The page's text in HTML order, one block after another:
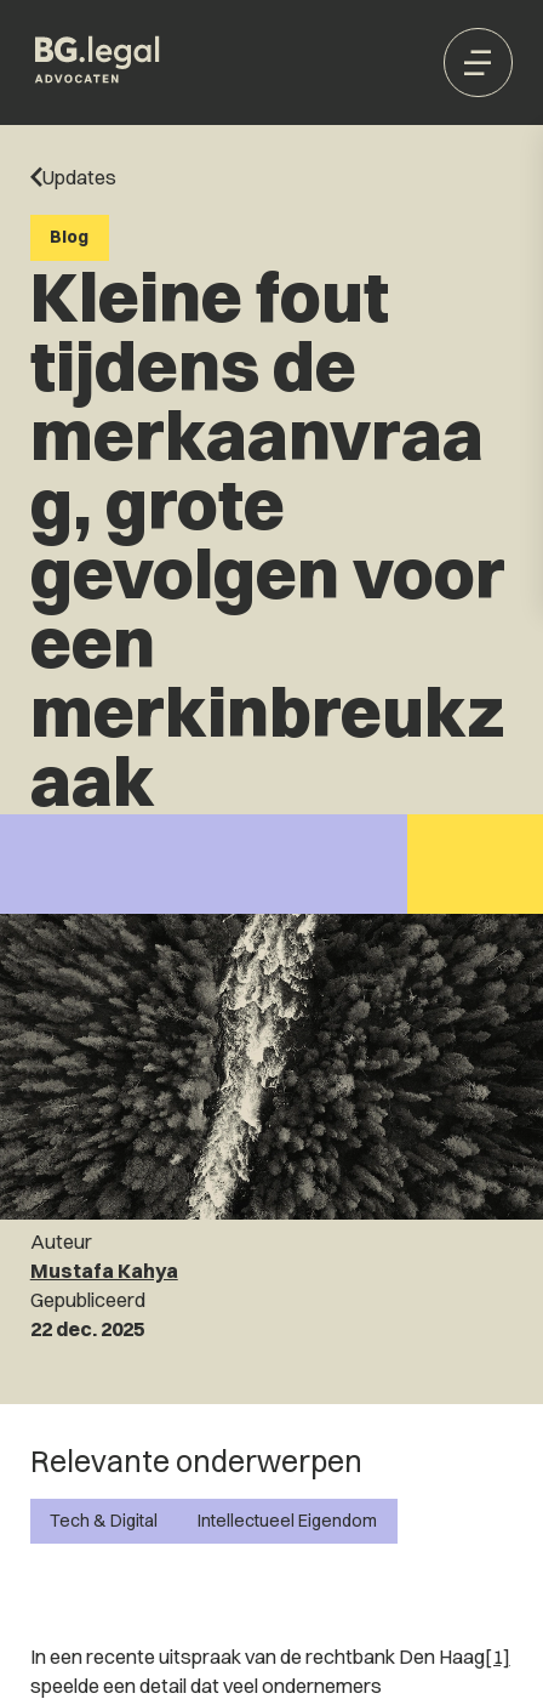
Updates
Blog
Kleine fout
tijdens de
merkaanvraa
g, grote
gevolgen voor
een
merkinbreukz
aak
Auteur
Mustafa Kahya
Gepubliceerd
22 dec. 2025
Relevante onderwerpen
Tech & Digital Intellectueel Eigendom
In een recente uitspraak van de rechtbank Den Haag[1]
speelde een detail dat veel ondernemers